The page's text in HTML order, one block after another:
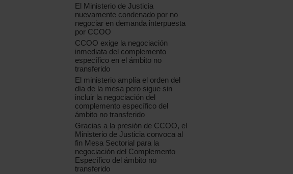
El Ministerio de Justicia
nuevamente condenado por no
negociar en demanda interpuesta
por CCOO
CCOO exige la negociación
inmediata del complemento
específico en el ámbito no
transferido
El ministerio amplía el orden del
día de la mesa pero sigue sin
incluir la negociación del
complemento específico del
ámbito no transferido
Gracias a la presión de CCOO, el
Ministerio de Justicia convoca al
fin Mesa Sectorial para la
negociación del Complemento
Específico del ámbito no
transferido